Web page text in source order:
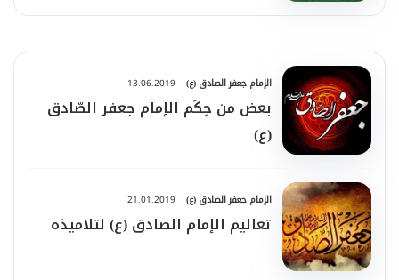
الإمام جعفر الصادق (ع) 13.06.2019
بعض من حِكَم الإمام جعفر الصّادق
(ع)
الإمام جعفر الصادق (ع) 21.01.2019
تعاليم الإمام الصادق (ع) لتلاميذه